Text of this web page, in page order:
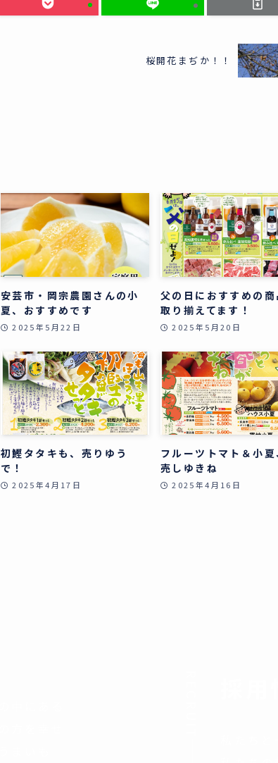
桜開花まぢか！！
安芸市・岡宗農園さんの小
夏、おすすめです
2025年5月22日
父の日におすすめの
取り揃えてます！
2025年5月20日
初鰹タタキも、売りゆう
で！
2025年4月17日
フルーツトマト＆小
売しゆきね
2025年4月16日